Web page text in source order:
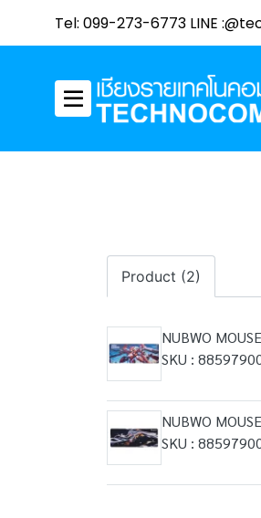
Tel: 099-273-6773 LINE
Product (2)
NUBWO
SKU :
NUBWO
SKU :